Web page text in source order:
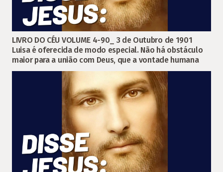
LIVRO DO CÉU VOLUME 4-90_ 3 de Outubro de 1901
Luisa é oferecida de modo especial. Não há obstáculo
maior para a união com Deus, que a vontade humana